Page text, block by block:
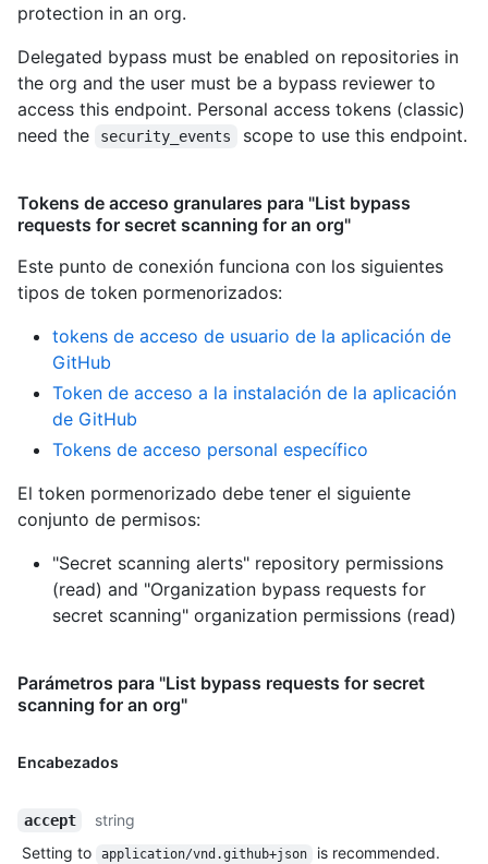
protection in an org.
Delegated bypass must be enabled on repositories in
the org and the user must be a bypass reviewer to
access this endpoint. Personal access tokens (classic)
need the
security_events scope to use this endpoint.
Tokens de acceso granulares para "List bypass
requests for secret scanning for an org"
Este punto de conexión funciona con los siguientes
tipos de token pormenorizados:
tokens de acceso de usuario de la aplicación de
GitHub
Token de acceso a la instalación de la aplicación
de GitHub
Tokens de acceso personal específico
El token pormenorizado debe tener el siguiente
conjunto de permisos:
"Secret scanning alerts" repository permissions
(read) and "Organization bypass requests for
secret scanning" organization permissions (read)
Parámetros para "List bypass requests for secret
scanning for an org"
Encabezados
accept
string
Setting to
application/vnd.github+json is recommended.